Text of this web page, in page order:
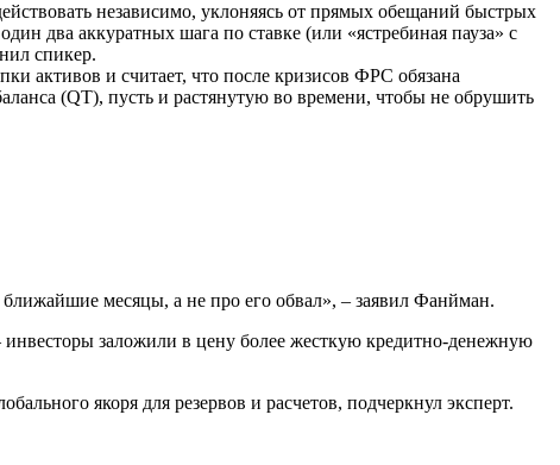
независимо, уклоняясь от прямых обещаний быстрых
два аккуратных шага по ставке (или «ястребиная пауза» с
спикер.
активов и считает, что после кризисов ФРС обязана
(QT), пусть и растянутую во времени, чтобы не обрушить
месяцы, а не про его обвал», – заявил Фанйман.
инвесторы заложили в цену более жесткую кредитно-денежную
якоря для резервов и расчетов, подчеркнул эксперт.